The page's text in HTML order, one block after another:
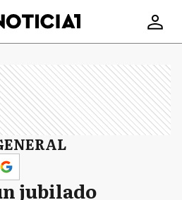
jubilado